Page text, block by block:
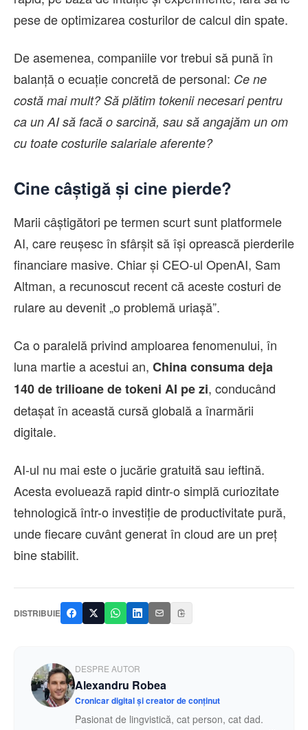
pese de optimizarea costurilor de calcul din spate.
De asemenea, companiile vor trebui să pună în
balanță o ecuație concretă de personal: Ce ne
costă mai mult? Să plătim tokenii necesari pentru
ca un AI să facă o sarcină, sau să angajăm un om
cu toate costurile salariale aferente?
Cine câștigă și cine pierde?
Marii câștigători pe termen scurt sunt platformele
AI, care reușesc în sfârșit să își oprească pierderile
financiare masive. Chiar și CEO-ul OpenAI, Sam
Altman, a recunoscut recent că aceste costuri de
rulare au devenit „o problemă uriașă”.
Ca o paralelă privind amploarea fenomenului, în
luna martie a acestui an, China consuma deja
140 de trilioane de tokeni AI pe zi, conducând
detașat în această cursă globală a înarmării
digitale.
AI-ul nu mai este o jucărie gratuită sau ieftină.
Acesta evoluează rapid dintr-o simplă curiozitate
tehnologică într-o investiție de productivitate pură,
unde fiecare cuvânt generat în cloud are un preț
bine stabilit.
DISTRIBUIE
DESPRE AUTOR
Alexandru Robea
Cronicar digital și creator de conținut
Pasionat de lingvistică, cat person, cat dad.